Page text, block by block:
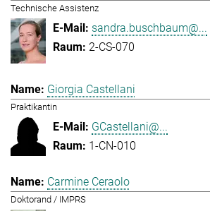
Technische Assistenz
sandra.buschbaum@...
2-CS-070
Giorgia Castellani
Praktikantin
GCastellani@...
1-CN-010
Carmine Ceraolo
Doktorand / IMPRS